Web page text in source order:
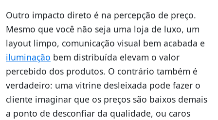
Outro impacto direto é na percepção de preço.
Mesmo que você não seja uma loja de luxo, um
layout limpo, comunicação visual bem acabada e
iluminação bem distribuída elevam o valor
percebido dos produtos. O contrário também é
verdadeiro: uma vitrine desleixada pode fazer o
cliente imaginar que os preços são baixos demais
a ponto de desconfiar da qualidade, ou caros